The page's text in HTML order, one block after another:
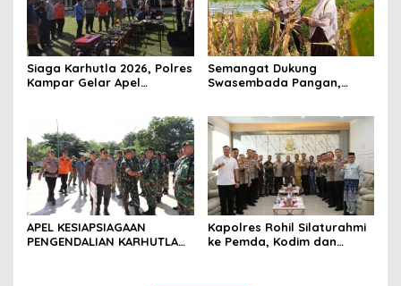
Siaga Karhutla 2026, Polres
Kampar Gelar Apel
Semangat Dukung
Swasembada Pangan,
Sendayan
APEL KESIAPSIAGAAN
PENGENDALIAN KARHUTLA
Kapolres Rohil Silaturahmi
ke Pemda, Kodim dan